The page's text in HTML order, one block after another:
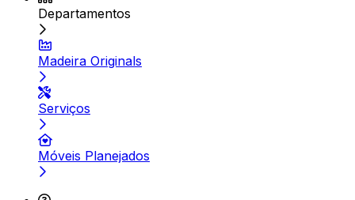
Departamentos
Madeira Originals
Serviços
Móveis Planejados